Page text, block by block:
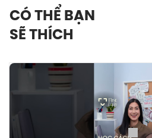
CÓ THỂ BẠN
SẼ THÍCH